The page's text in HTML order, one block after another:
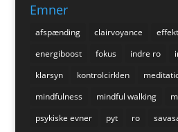
Emner
afspænding clairvoyance
energiboost
fokus indre ro
klarsyn
kontrolcirklen
mindfulness
mindful walking
psykiske evner
pyt ro